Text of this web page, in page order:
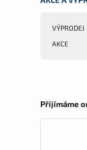
VÝPRODEJ
AKCE
Přijímáme